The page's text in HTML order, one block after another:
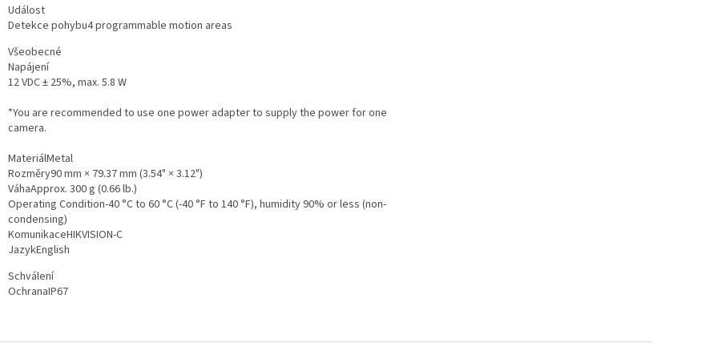
Událost
Detekce pohybu4 programmable motion areas
Všeobecné
Napájení
12 VDC ± 25%, max. 5.8 W
*You are recommended to use one power adapter to supply the power for one
camera.
MateriálMetal
Rozměry90 mm × 79.37 mm (3.54" × 3.12")
VáhaApprox. 300 g (0.66 lb.)
Operating Condition-40 °C to 60 °C (-40 °F to 140 °F), humidity 90% or less (non-
condensing)
KomunikaceHIKVISION-C
JazykEnglish
Schválení
OchranaIP67